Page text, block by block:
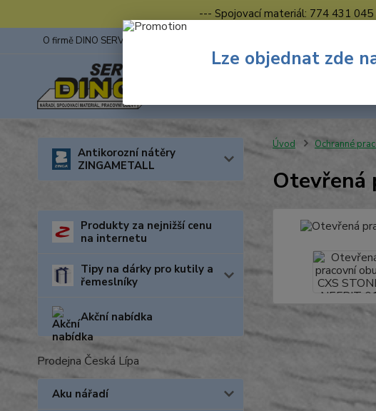
--- Spojovací materiál: 774 431
O firmě DINO SERVIS s.r.o.
Antikorozní nátěry
ZINGAMETALL
Produkty za nejnižší cenu
na internetu
Tipy na dárky pro kutily a
řemeslníky
Akční nabídka
Prodejna Česká Lípa
Aku nářadí
Úvod Ochranné
Otevřená
Lze objednat zde